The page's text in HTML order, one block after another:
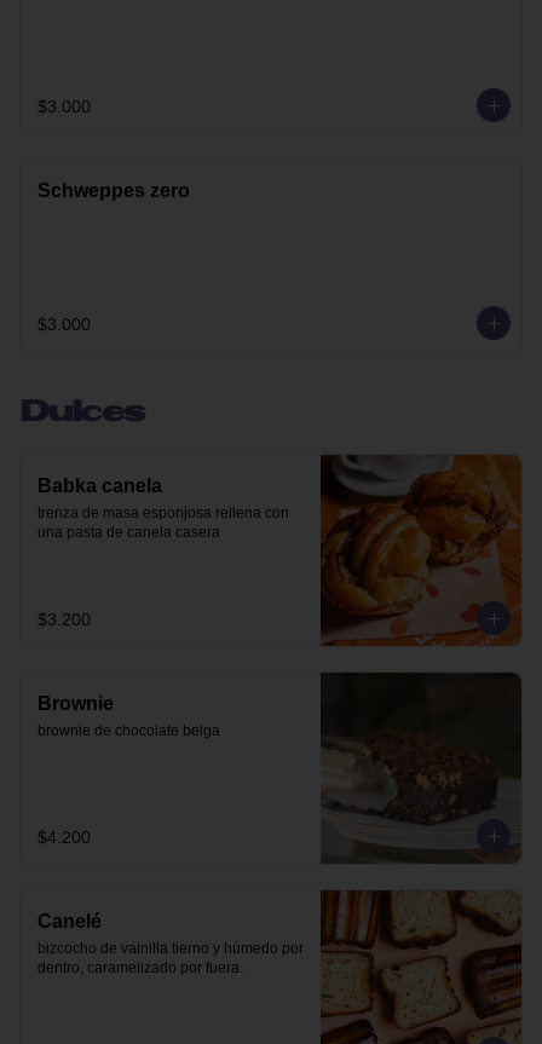
$3.000
Schweppes zero
$3.000
Dulces
Babka canela
trenza de masa esponjosa rellena con
una pasta de canela casera
$3.200
Brownie
brownie de chocolate belga
$4.200
Canelé
bizcocho de vainilla tierno y húmedo por
dentro, caramelizado por fuera.